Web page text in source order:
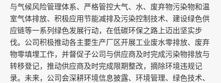
与气候风险管理体系、严格管控大气、水、废弃物污染物和温
室气体排放、积极应用节能减排及污染控制技术、建设绿色供
应链等一系列绿色发展行动，在低碳环保之路上迈出坚实步
伐。公司积极推动各主要生产厂区开展工业废水零排放、废弃
物零填埋工作，并督促子公司与供应商及时完成污染物排放与
转移登记，推动供应商及时完成限期整改，摘除环境违规记
录。未来，公司会深耕环境信息披露、环境管理、绿色技术、